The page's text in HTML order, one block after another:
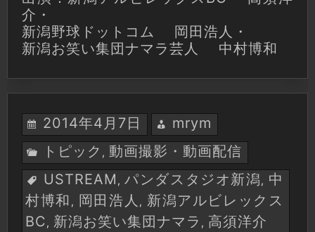
介・
新潟野球ドットコム 岡田浩人・
新潟お笑い集団ナマラ芸人 中村博和
2014年4月7日
mrym
トピック , 動画撮影・動画配信
USTREAM ,パンダスタジオ新潟, 中
村博和 , 岡田浩人 , 新潟アルビレックス
BC, 新潟お笑い集団ナマラ , 高須洋介